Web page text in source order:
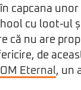
capcana
cu loot-ul
că nu are
de
Eternal, un